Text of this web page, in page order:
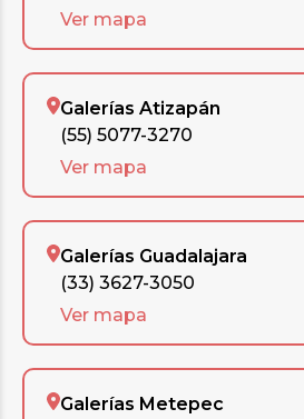
Ver mapa
Galerías Atizapán
(55) 5077-3270
Ver mapa
Galerías Guadalajara
(33) 3627-3050
Ver mapa
Galerías Metepec